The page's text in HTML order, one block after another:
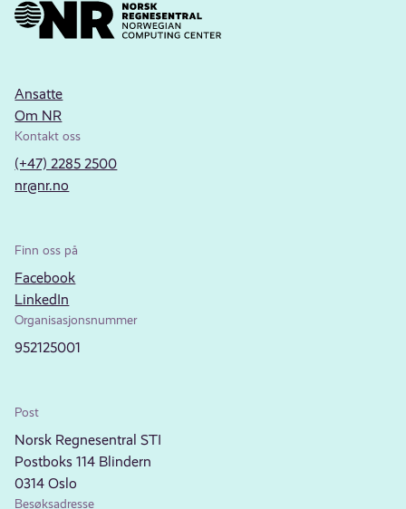
Ansatte
Om NR
Kontakt oss
(+47) 2285 2500
nr@nr.no
Finn oss på
Facebook
LinkedIn
Organisasjonsnummer
952125001
Post
Norsk Regnesentral STI
Postboks 114 Blindern
0314 Oslo
Besøksadresse